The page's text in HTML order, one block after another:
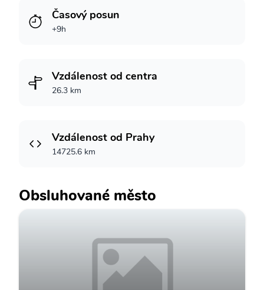
Časový posun
+9h
Vzdálenost od centra
26.3 km
Vzdálenost od Prahy
14725.6 km
Obsluhované město